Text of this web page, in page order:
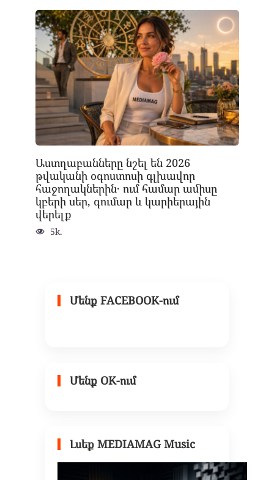
Աստղաբանները նշել են 2026
թվականի օգոստոսի գլխավոր
հաջողակներին․ ում համար ամիսը
կբերի սեր, գումար և կարիերային
վերելք
5k.
Մենք FACEBOOK-ում
Մենք OK-ում
Լսեք MEDIAMAG Music